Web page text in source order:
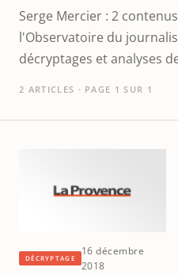
Serge Mercier : 2
l'Observatoire du
décryptages et analyses
2 ARTICLES · PAGE 1 SUR 1
DÉCRYPTAGE
16 décembre
2018